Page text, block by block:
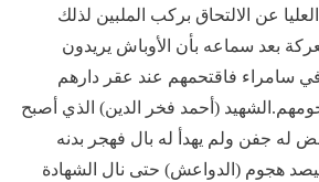
عن الالتحاق بركب الملبين لذلك
بعد سماعه بأن الأوباش يريدون
سامراء فاقتحمهم عند عقر دارهم
(أحمد فخر الدين) الذي أصبح
له جفن ولم يهدأ له بال فهجر بدنه
هجوم (الدواعش) حتى نال الشهادة